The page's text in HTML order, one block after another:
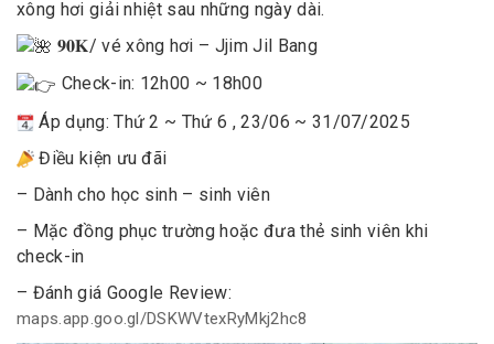
xông hơi giải nhiệt sau những ngày dài.
𝟗𝟎𝐊/ vé xông hơi – Jjim Jil Bang
Check-in: 12h00 ~ 18h00
Áp dụng: Thứ 2 ~ Thứ 6 , 23/06 ~ 31/07/2025
Điều kiện ưu đãi
– Dành cho học sinh – sinh viên
– Mặc đồng phục trường hoặc đưa thẻ sinh viên khi
check-in
– Đánh giá Google Review:
maps.app.goo.gl/DSKWVtexRyMkj2hc8